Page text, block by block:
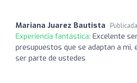
Mariana Juarez Bautista
Experiencia fantástica: Excelente
presupuestos que se adaptan a mi,
ser parte de ustedes